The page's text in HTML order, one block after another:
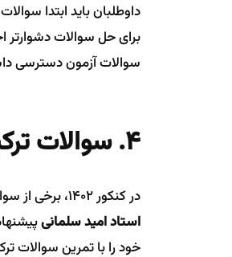
داوطلبان باید ابتدا
برای حل سوالات
سوالات آزمون دسترسی
۴. سوالات ترکیبی و چالشی
در کنکور ۱۴۰۲، برخی از سوالات ترکیبی از چندین مبحث مختلف بودند و به عنوان سوالات چالشی مطرح شدند.
استاد امید سلمانی
خود را با تمرین سوالات